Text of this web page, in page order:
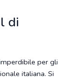
di
per gli
italiana. Si